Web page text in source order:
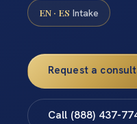
EN · ES Intake
Request a
Call (888) 437-